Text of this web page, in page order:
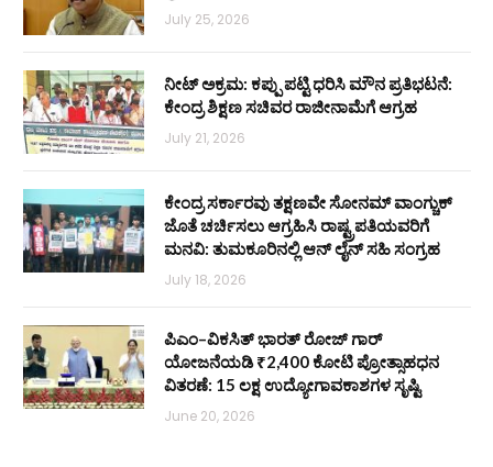
July 25, 2026
ನೀಟ್ ಅಕ್ರಮ: ಕಪ್ಪು ಪಟ್ಟಿ ಧರಿಸಿ ಮೌನ ಪ್ರತಿಭಟನೆ:
ಕೇಂದ್ರ ಶಿಕ್ಷಣ ಸಚಿವರ ರಾಜೀನಾಮೆಗೆ ಆಗ್ರಹ
July 21, 2026
ಕೇಂದ್ರ ಸರ್ಕಾರವು ತಕ್ಷಣವೇ ಸೋನಮ್ ವಾಂಗ್ಚುಕ್
ಜೊತೆ ಚರ್ಚಿಸಲು ಆಗ್ರಹಿಸಿ ರಾಷ್ಟ್ರಪತಿಯವರಿಗೆ
ಮನವಿ: ತುಮಕೂರಿನಲ್ಲಿ ಆನ್‌ ಲೈನ್ ಸಹಿ ಸಂಗ್ರಹ
July 18, 2026
ಪಿಎಂ–ವಿಕಸಿತ್ ಭಾರತ್ ರೋಜ್‌ ಗಾರ್
ಯೋಜನೆಯಡಿ ₹2,400 ಕೋಟಿ ಪ್ರೋತ್ಸಾಹಧನ
ವಿತರಣೆ: 15 ಲಕ್ಷ ಉದ್ಯೋಗಾವಕಾಶಗಳ ಸೃಷ್ಟಿ
June 20, 2026